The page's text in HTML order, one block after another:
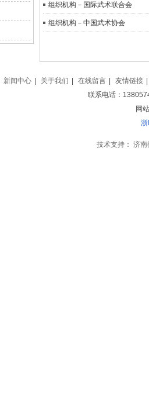
组织机构－国际武术联合会
组织机构－中国武术协会
新闻中心 关于我们 在线留言 友情链接
联系电话：
网
技术支持： 济南